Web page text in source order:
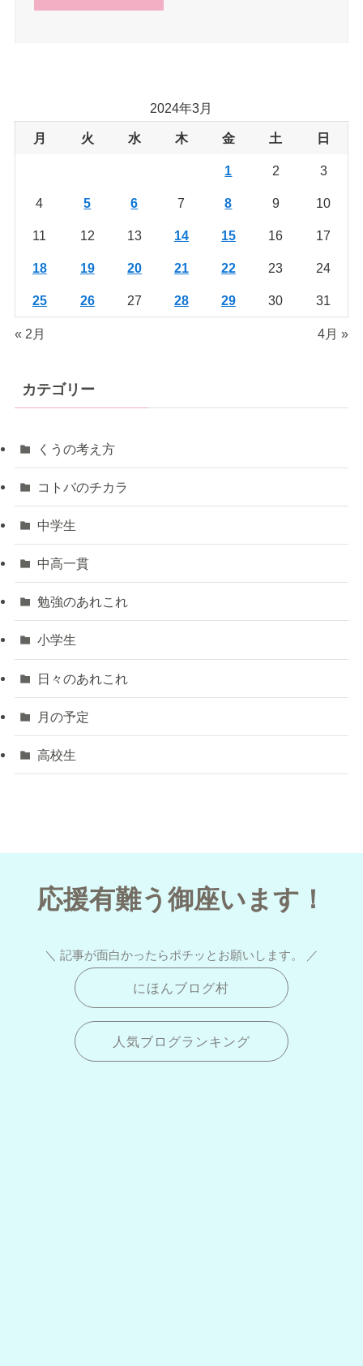
2024年3月
月 火 水 木 金 土 日
1 2 3
4 5 6 7 8 9 10
11 12 13 14 15 16 17
18 19 20 21 22 23 24
25 26 27 28 29 30 31
« 2月 4月 »
カテゴリー
くうの考え方
コトバのチカラ
中学生
中高一貫
勉強のあれこれ
小学生
日々のあれこれ
月の予定
高校生
応援有難う御座います！
＼ 記事が面白かったらポチッとお願いします。 ／
にほんブログ村
人気ブログランキング